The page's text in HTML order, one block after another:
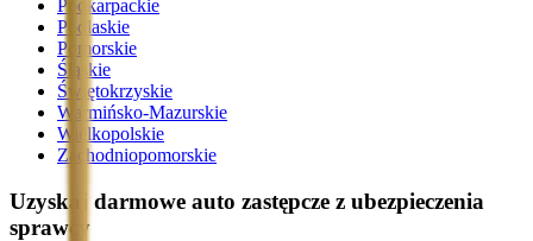
Podkarpackie
Podlaskie
Pomorskie
Śląskie
Świętokrzyskie
Warmińsko-Mazurskie
Wielkopolskie
Zachodniopomorskie
Uzyskaj darmowe auto zastępcze z ubezpieczenia
sprawcy